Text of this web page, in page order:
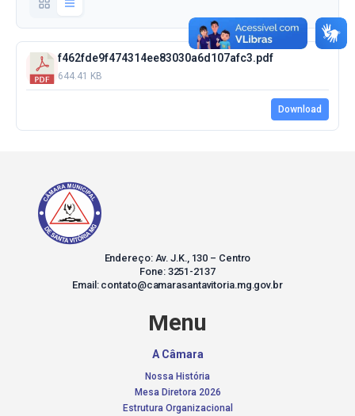
f462fde9f474314ee83030a6d107afc3.pdf
644.41 KB
Download
Endereço: Av. J.K., 130 – Centro
Fone: 3251-2137
Email: contato@camarasantavitoria.mg.gov.br
Menu
A Câmara
Nossa História
Mesa Diretora 2026
Estrutura Organizacional